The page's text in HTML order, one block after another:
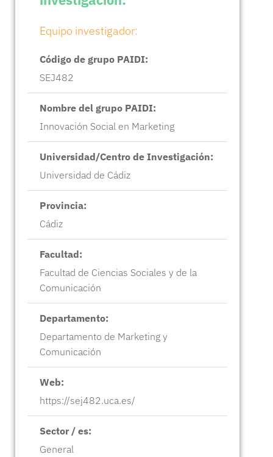
Equipo investigador:
Código de grupo PAIDI:
SEJ482
Nombre del grupo PAIDI:
Innovación Social en Marketing
Universidad/Centro de Investigación:
Universidad de Cádiz
Provincia:
Cádiz
Facultad:
Facultad de Ciencias Sociales y de la
Comunicación
Departamento:
Departamento de Marketing y
Comunicación
Web:
https://sej482.uca.es/
Sector / es:
General